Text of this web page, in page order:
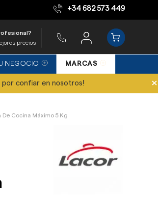
de expertos +34 682 573 449
precios
NEGOCIO MARCAS
por confiar en nosotros! ×
De Cocina Máximo 5 Kg